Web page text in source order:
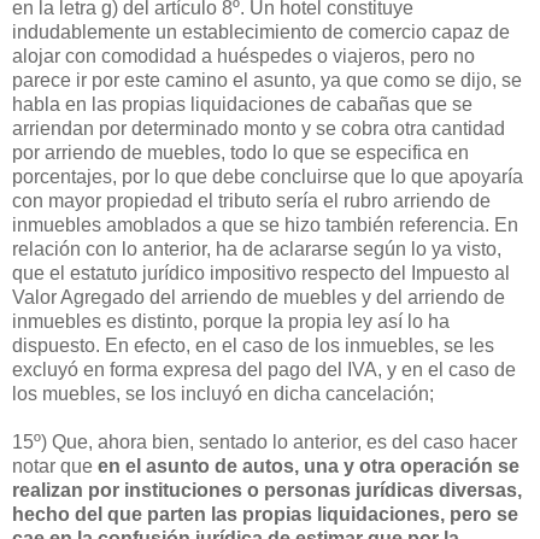
en la letra g) del artículo 8º. Un hotel constituye
indudablemente un establecimiento de comercio capaz de
alojar con comodidad a huéspedes o viajeros, pero no
parece ir por este camino el asunto, ya que como se dijo, se
habla en las propias liquidaciones de cabañas que se
arriendan por determinado monto y se cobra otra cantidad
por arriendo de muebles, todo lo que se especifica en
porcentajes, por lo que debe concluirse que lo que apoyaría
con mayor propiedad el tributo sería el rubro arriendo de
inmuebles amoblados a que se hizo también referencia. En
relación con lo anterior, ha de aclararse según lo ya visto,
que el estatuto jurídico impositivo respecto del Impuesto al
Valor Agregado del arriendo de muebles y del arriendo de
inmuebles es distinto, porque la propia ley así lo ha
dispuesto. En efecto, en el caso de los inmuebles, se les
excluyó en forma expresa del pago del IVA, y en el caso de
los muebles, se los incluyó en dicha cancelación;
15º) Que, ahora bien, sentado lo anterior, es del caso hacer
notar que en el asunto de autos, una y otra operación se
realizan por instituciones o personas jurídicas diversas,
hecho del que parten las propias liquidaciones, pero se